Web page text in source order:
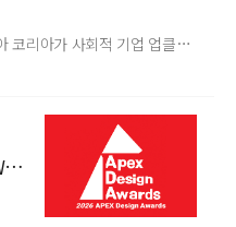
홈퍼니싱 리테일 기업 이케아 코리아가 사회적 기업 업클로스(Upcloth)와 협력해 재봉 서비스를 선보인다. 이번 협업은 이케
2026 APEX DESIGN AWARDS